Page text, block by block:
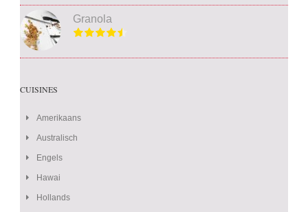
Granola
CUISINES
Amerikaans
Australisch
Engels
Hawai
Hollands